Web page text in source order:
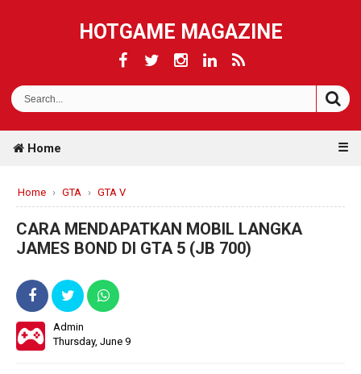
HOTGAME MAGAZINE
Home ☰
Home › GTA › GTA V
CARA MENDAPATKAN MOBIL LANGKA
JAMES BOND DI GTA 5 (JB 700)
Admin
Thursday, June 9